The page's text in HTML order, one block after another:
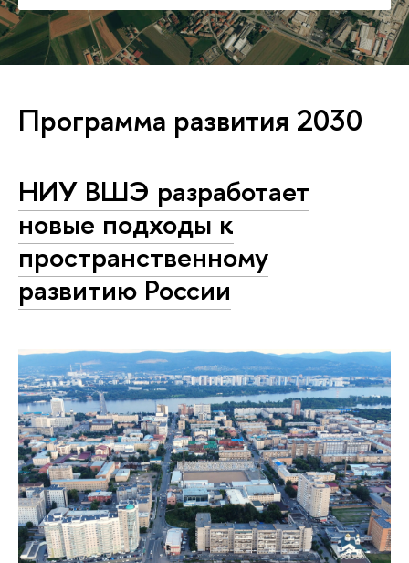
Программа развития 2030
НИУ ВШЭ разработает
новые подходы к
пространственному
развитию России